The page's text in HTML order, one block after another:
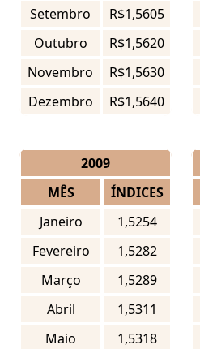
Setembro
R$1,5605
Outubro
R$1,5620
Novembro
R$1,5630
Dezembro
R$1,5640
2009
MÊS
ÍNDICES
Janeiro
1,5254
Fevereiro
1,5282
Março
1,5289
Abril
1,5311
Maio
1,5318